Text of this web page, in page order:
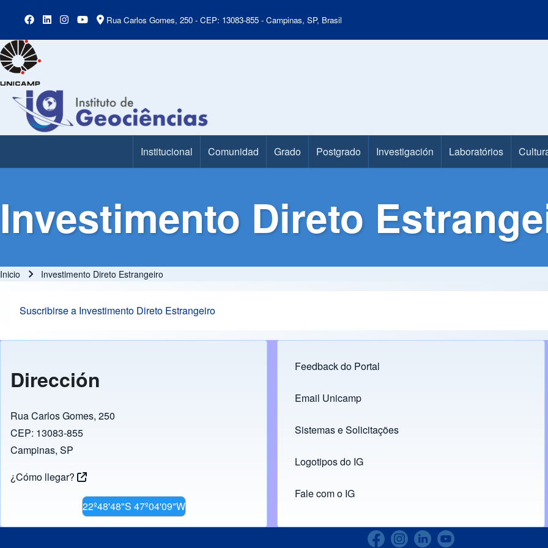
Rua Carlos Gomes, 250 - CEP: 13083-855 - Campinas, SP, Brasil
Main Menu Institucional Comunidad Grado Postgrado Investigación Laboratórios
Investimento Direto
Inicio Investimento Direto Estrangeiro
Suscribirse a Investimento Direto Estrangeiro
Dirección
Rua Carlos Gomes, 250
CEP: 13083-855
Campinas, SP
¿Cómo llegar?
22º48'48"S 47º04'09"W
Footer menu
Feedback do Portal
Links
Email Unicamp
(opens in new tab)
Sistemas e Solicitações
(opens in new tab)
Logotipos do IG
(opens in new tab)
Fale com o IG